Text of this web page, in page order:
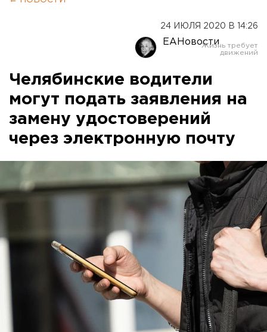
24 ИЮЛЯ 2020 В 14:26
ЕАНовости
Челябинские водители
могут подать заявления на
замену удостоверений
через электронную почту